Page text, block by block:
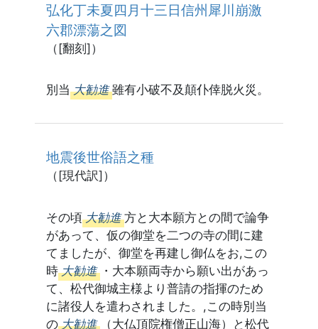
弘化丁未夏四月十三日信州犀川崩激
六郡漂蕩之図
（[翻刻]）
別当 大勧進 雖有小破不及顛仆倖脱火災。
地震後世俗語之種
（[現代訳]）
その頃 大勧進 方と大本願方との間で論争
があって、仮の御堂を二つの寺の間に建
てましたが、御堂を再建し御仏をお,この
時 大勧進 ・大本願両寺から願い出があっ
て、松代御城主様より普請の指揮のため
に諸役人を遣わされました。,この時別当
の 大勧進
（大仏頂院権僧正山海）と松代